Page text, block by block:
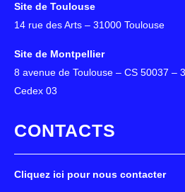
Site de Toulouse
14 rue des Arts – 31000 Toulouse
Site de Montpellier
8 avenue de Toulouse – CS 50037 –
Cedex 03
CONTACTS
Cliquez ici pour nous contacter